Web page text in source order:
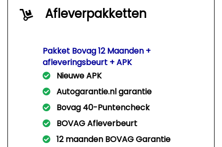
Afleverpakketten
Pakket Bovag 12 Maanden +
afleveringsbeurt + APK
Nieuwe APK
Autogarantie.nl garantie
Bovag 40-Puntencheck
BOVAG Afleverbeurt
12 maanden BOVAG Garantie